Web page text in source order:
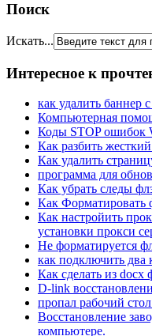
Поиск
Искать...
Интересное к
как удалить баннер
Компьютерная
Коды STOP ошибок
Как разбить
Как удалить
программа для
Как убрать следы
Как Форматировать
Как настройить
установки прокси
Не форматируется
как подключить два
Как сделать из docx
D-link
пропал рабочий
Восстановление
компьютере.